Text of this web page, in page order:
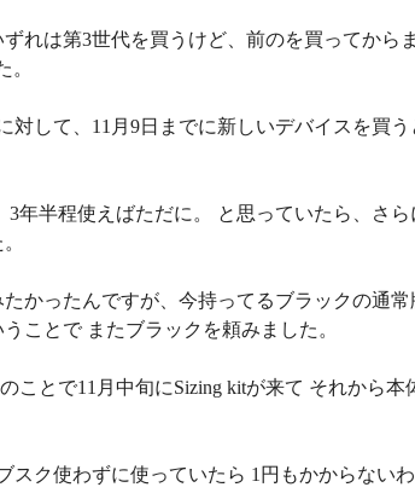
れは第3世代を買うけど、前のを買ってから
。
対して、11月9日までに新しいデバイスを買う
3年半程使えばただに。 と思っていたら、さ
かったんですが、今持ってるブラックの通
ことで またブラックを頼みました。
ことで11月中旬にSizing kitが来て それから本
スク使わずに使っていたら 1円もかからない